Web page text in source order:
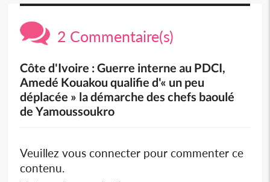
2 Commentaire(s)
Côte d'Ivoire : Guerre interne au PDCI,
Amedé Kouakou qualifie d'« un peu
déplacée » la démarche des chefs baoulé
de Yamoussoukro
Veuillez vous connecter pour commenter ce
contenu.